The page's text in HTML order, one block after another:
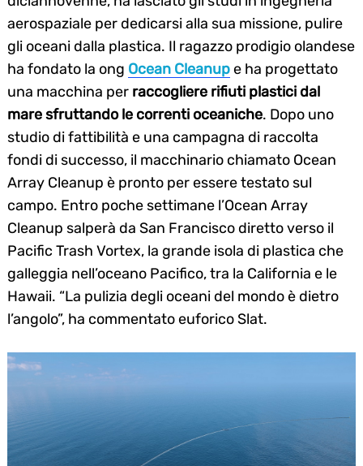
aerospaziale per dedicarsi alla sua missione, pulire
gli oceani dalla plastica. Il ragazzo prodigio olandese
ha fondato la ong Ocean Cleanupe ha progettato
una macchina per raccogliere rifiuti plastici dal
mare sfruttando le correnti oceaniche. Dopo uno
studio di fattibilità e una campagna di raccolta
fondi di successo, il macchinario chiamato Ocean
Array Cleanup è pronto per essere testato sul
campo. Entro poche settimane l’Ocean Array
Cleanup salperà da San Francisco diretto verso il
Pacific Trash Vortex, la grande isola di plastica che
galleggia nell’oceano Pacifico, tra la California e le
Hawaii. “La pulizia degli oceani del mondo è dietro
l’angolo”, ha commentato euforico Slat.